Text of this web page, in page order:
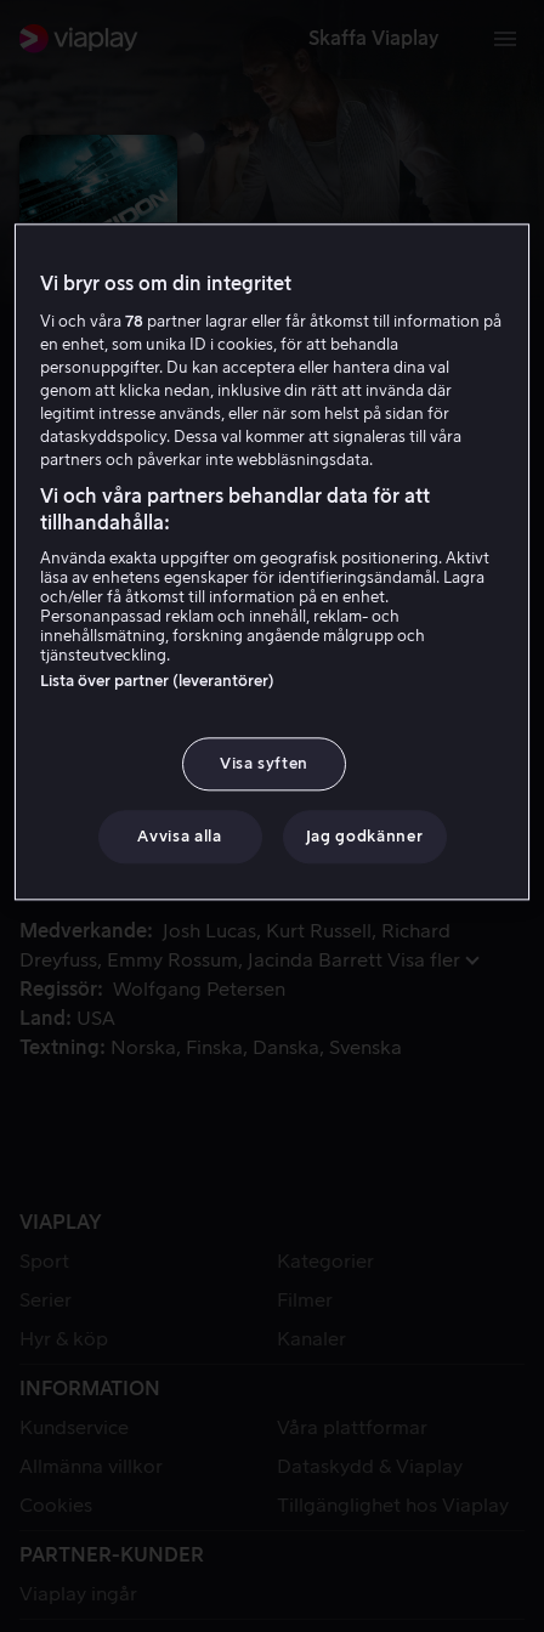
Skaffa Viaplay
Poseidon
Action
HD
Hyr 49 kr
Köp 109 kr
Se trailer
Det är nyårsafton ombord på Poseidon och de
Det är nyårsafton ombord på Poseidon och de
framtiden när de plötsligt träffas av en 50 meter hög
Medverkande Josh Lucas Kurt Russell
Richard
Dreyfuss
Emmy Rossum Jacinda Barrett Visa fler
Regissör
Wolfgang Petersen
Land
USA
Textning
Norska Finska Danska Svenska
VIAPLAY
Sport
Kategorier
Serier
Filmer
Hyr & köp
Kanaler
INFORMATION
Kundservice
Våra plattformar
Allmänna villkor
Dataskydd & Viaplay
Cookies
Tillgänglighet hos Viaplay
PARTNER-KUNDER
Viaplay ingår
Vi bryr oss om din integritet
Vi och våra78 partner lagrar eller får åtkomst till information på
en enhet, som unika ID i cookies, för att behandla
personuppgifter. Du kan acceptera eller hantera dina val
genom att klicka nedan, inklusive din rätt att invända där
legitimt intresse används, eller när som helst på sidan för
dataskyddspolicy. Dessa val kommer att signaleras till våra
partners och påverkar inte webbläsningsdata.
Vi och våra partners behandlar data för att
tillhandahålla:
Använda exakta uppgifter om geografisk positionering. Aktivt
läsa av enhetens egenskaper för identifieringsändamål. Lagra
och/eller få åtkomst till information på en enhet.
Personanpassad reklam och innehåll, reklam- och
innehållsmätning, forskning angående målgrupp och
tjänsteutveckling.
Lista över partner (leverantörer)
Visa syften
Avvisa alla Jag godkänner